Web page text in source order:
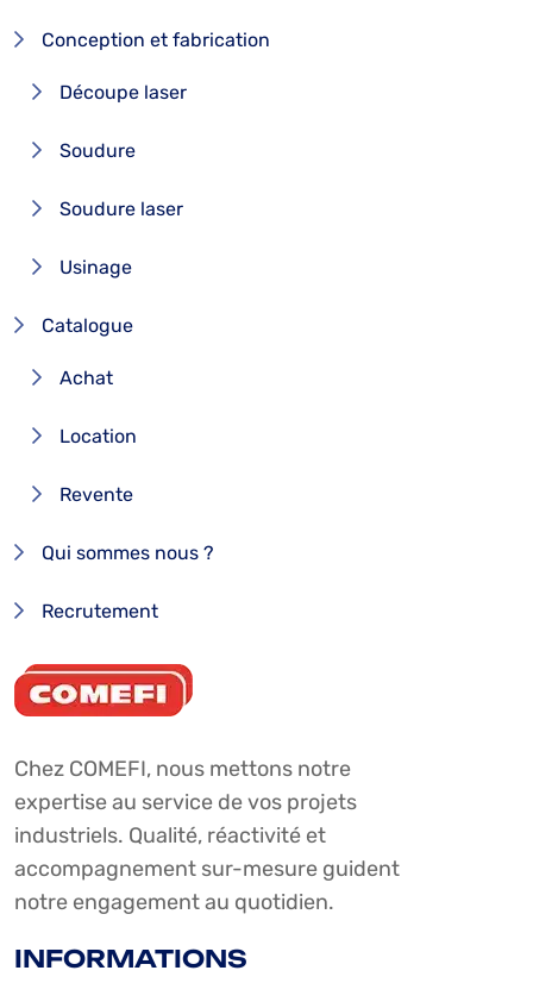
Conception et fabrication
Découpe laser
Soudure
Soudure laser
Usinage
Catalogue
Achat
Location
Revente
Qui sommes nous ?
Recrutement
Chez COMEFI, nous mettons notre
expertise au service de vos projets
industriels. Qualité, réactivité et
accompagnement sur-mesure guident
notre engagement au quotidien.
INFORMATIONS